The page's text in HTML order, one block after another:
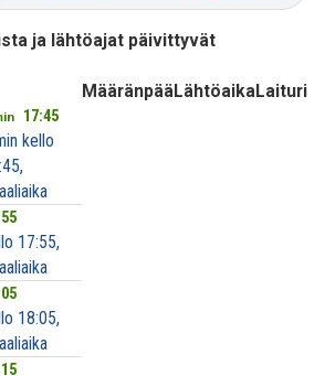
ja lähtöajat päivittyvät
MääränpääLähtöaikaLaituri
17:45
kello
17:55,
18:05,